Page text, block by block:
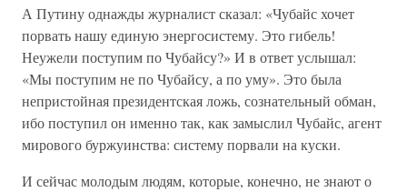
А Путину однажды журналист сказал: «Чубайс хочет
порвать нашу единую энергосистему. Это гибель!
Неужели поступим по Чубайсу?» И в ответ услышал:
«Мы поступим не по Чубайсу, а по уму». Это была
непристойная президентская ложь, сознательный обман,
ибо поступил он именно так, как замыслил Чубайс, агент
мирового буржуинства: систему порвали на куски.
И сейчас молодым людям, которые, конечно, не знают о